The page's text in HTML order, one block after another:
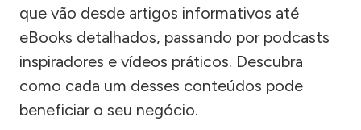
que vão desde artigos informativos até
eBooks detalhados, passando por podcasts
inspiradores e vídeos práticos. Descubra
como cada um desses conteúdos pode
beneficiar o seu negócio.